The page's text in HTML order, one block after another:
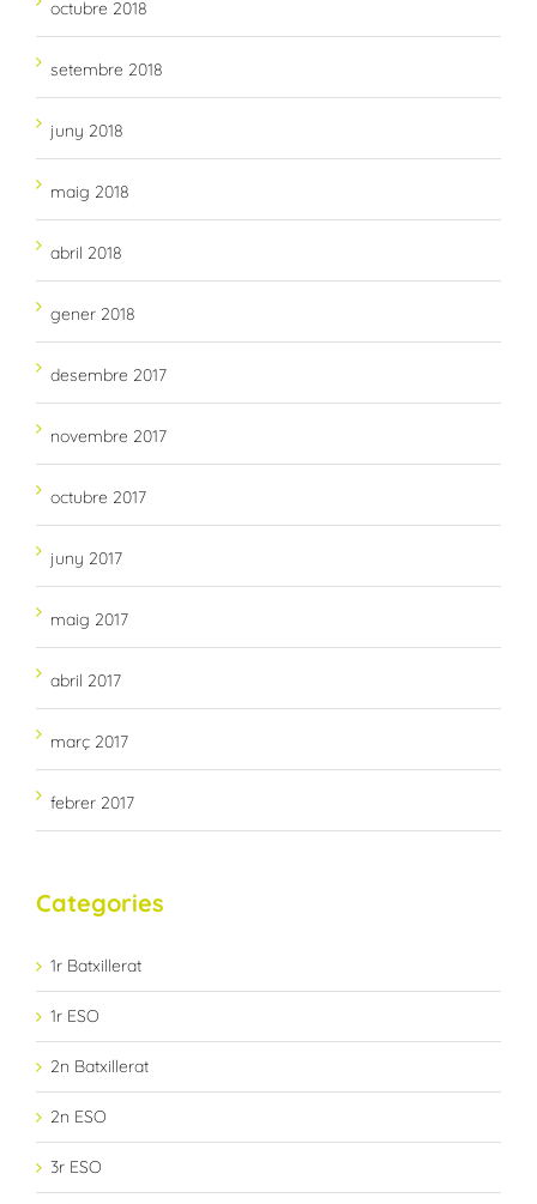
octubre 2018
setembre 2018
juny 2018
maig 2018
abril 2018
gener 2018
desembre 2017
novembre 2017
octubre 2017
juny 2017
maig 2017
abril 2017
març 2017
febrer 2017
Categories
1r Batxillerat
1r ESO
2n Batxillerat
2n ESO
3r ESO